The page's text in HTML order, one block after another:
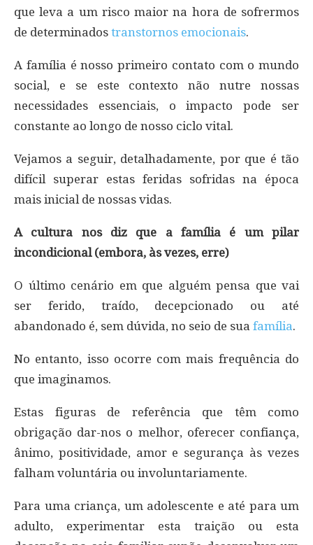
que leva a um risco maior na hora de sofrermos
de determinados transtornos emocionais.
A família é nosso primeiro contato com o mundo
social, e se este contexto não nutre nossas
necessidades essenciais, o impacto pode ser
constante ao longo de nosso ciclo vital.
Vejamos a seguir, detalhadamente, por que é tão
difícil superar estas feridas sofridas na época
mais inicial de nossas vidas.
A cultura nos diz que a família é um pilar
incondicional (embora, às vezes, erre)
O último cenário em que alguém pensa que vai
ser ferido, traído, decepcionado ou até
abandonado é, sem dúvida, no seio de sua família.
No entanto, isso ocorre com mais frequência do
que imaginamos.
Estas figuras de referência que têm como
obrigação dar-nos o melhor, oferecer confiança,
ânimo, positividade, amor e segurança às vezes
falham voluntária ou involuntariamente.
Para uma criança, um adolescente e até para um
adulto, experimentar esta traição ou esta